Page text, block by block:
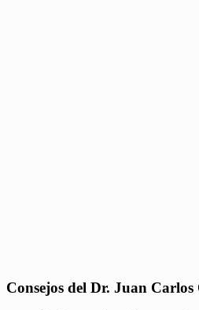
Consejos del Dr. Juan Carlos